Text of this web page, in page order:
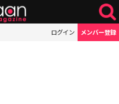
ログイン メンバー登録